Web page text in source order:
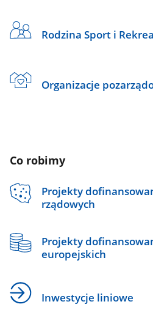
Rodzina Sport i
Organizacje
Co robimy
Projekty
rządowych
Projekty
europejskich
Inwestycje liniowe